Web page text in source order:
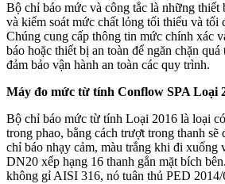
Bộ chỉ báo mức và công tắc là những thiết
và kiểm soát mức chất lỏng tối thiểu và tối
Chúng cung cấp thông tin mức chính xác
báo hoặc thiết bị an toàn để ngăn chặn
đảm bảo vận hành an toàn các quy trình.
Máy đo mức từ tính Conflow SPA Loại
Bộ chỉ báo mức từ tính Loại 2016 là loại
trong phao, bằng cách trượt trong thanh sẽ
chỉ báo nhạy cảm, màu trắng khi đi xuống
DN20 xếp hạng 16 thanh gắn mặt bích
không gỉ AISI 316, nó tuân thủ PED